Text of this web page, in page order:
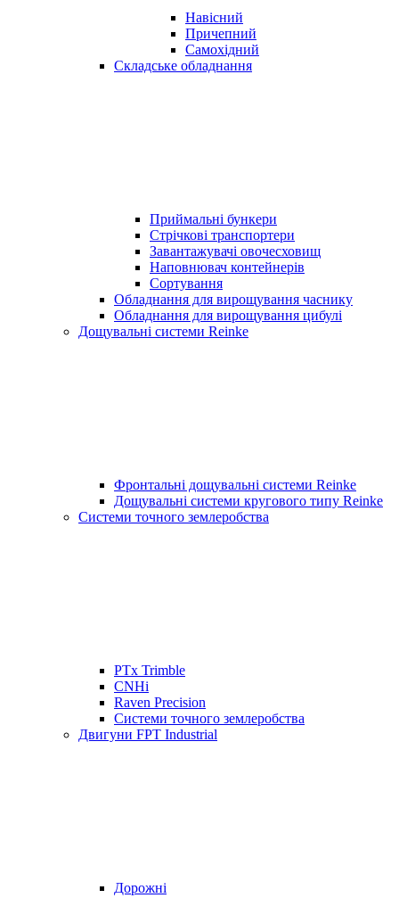
Навісний
Причепний
Самохідний
Складське обладнання
Приймальні бункери
Стрічкові транспортери
Завантажувачі овочесховищ
Наповнювач контейнерів
Сортування
Обладнання для вирощування часнику
Обладнання для вирощування цибулі
Дощувальні системи Reinke
Фронтальні дощувальні системи Reinke
Дощувальні системи кругового типу Reinke
Системи точного землеробства
PTx Trimble
CNHi
Raven Precision
Системи точного землеробства
Двигуни FPT Industrial
Дорожні